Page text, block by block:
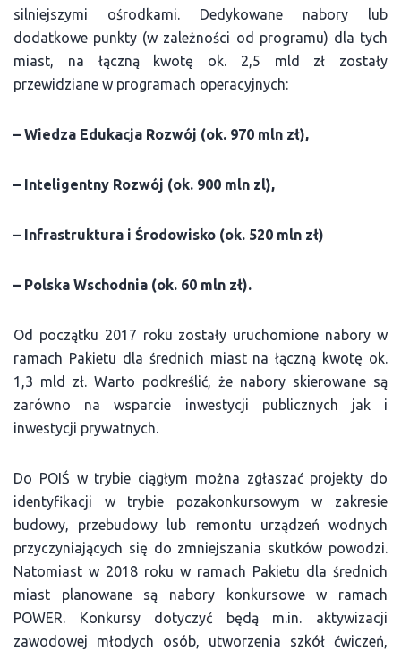
silniejszymi ośrodkami. Dedykowane nabory lub
dodatkowe punkty (w zależności od programu) dla tych
miast, na łączną kwotę ok. 2,5 mld zł zostały
przewidziane w programach operacyjnych:
– Wiedza Edukacja Rozwój (ok. 970 mln zł),
– Inteligentny Rozwój (ok. 900 mln zl),
– Infrastruktura i Środowisko (ok. 520 mln zł)
– Polska Wschodnia (ok. 60 mln zł).
Od początku 2017 roku zostały uruchomione nabory w
ramach Pakietu dla średnich miast na łączną kwotę ok.
1,3 mld zł. Warto podkreślić, że nabory skierowane są
zarówno na wsparcie inwestycji publicznych jak i
inwestycji prywatnych.
Do POIŚ w trybie ciągłym można zgłaszać projekty do
identyfikacji w trybie pozakonkursowym w zakresie
budowy, przebudowy lub remontu urządzeń wodnych
przyczyniających się do zmniejszania skutków powodzi.
Natomiast w 2018 roku w ramach Pakietu dla średnich
miast planowane są nabory konkursowe w ramach
POWER. Konkursy dotyczyć będą m.in. aktywizacji
zawodowej młodych osób, utworzenia szkół ćwiczeń,